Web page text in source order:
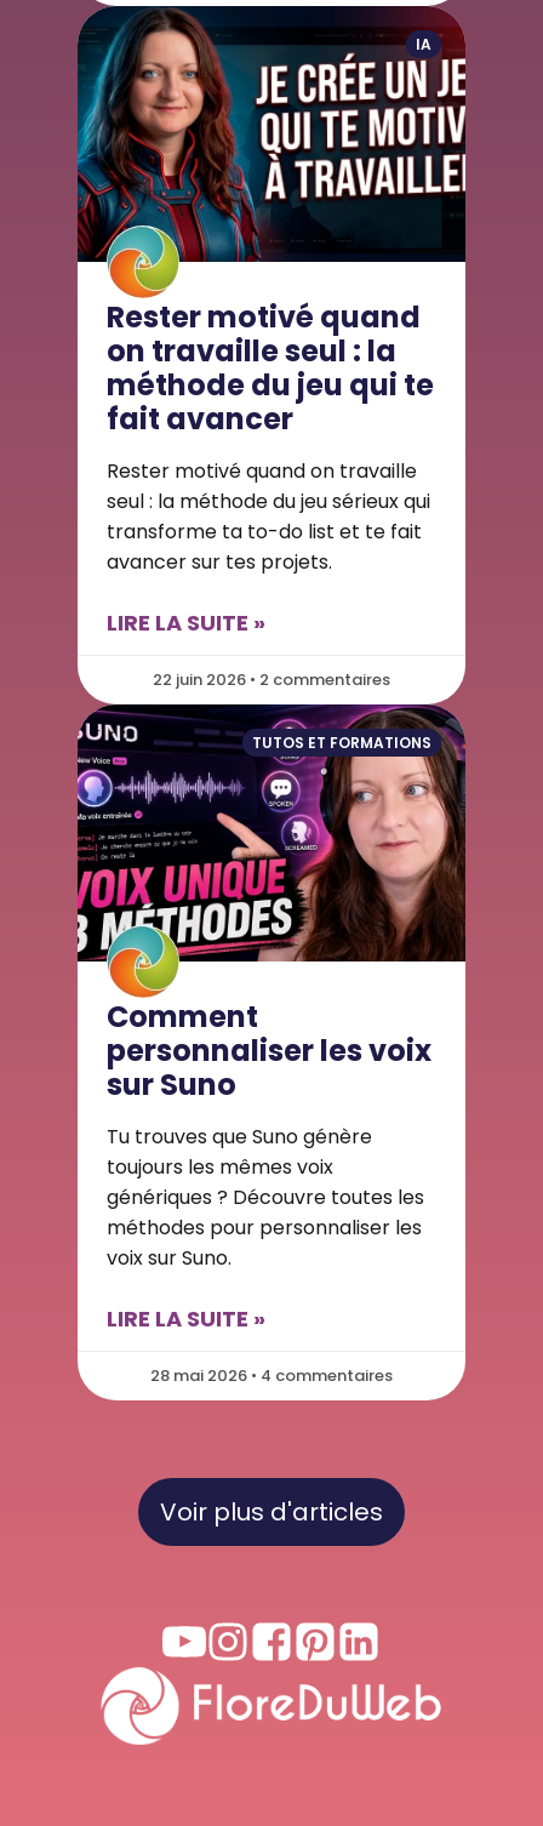
IA
Rester motivé quand
on travaille seul : la
méthode du jeu qui te
fait avancer
Rester motivé quand on travaille
seul : la méthode du jeu sérieux qui
transforme ta to-do list et te fait
avancer sur tes projets.
LIRE LA SUITE »
22 juin 2026 • 2 commentaires
TUTOS ET FORMATIONS
Comment
personnaliser les voix
sur Suno
Tu trouves que Suno génère
toujours les mêmes voix
génériques ? Découvre toutes les
méthodes pour personnaliser les
voix sur Suno.
LIRE LA SUITE »
28 mai 2026 • 4 commentaires
Voir plus d'articles